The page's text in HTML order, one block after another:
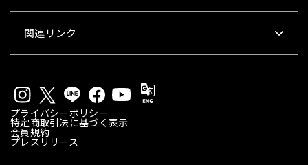
関連リンク
プライバシーポリシー
特定商取引法に基づく表示
会員規約
プレスリリース